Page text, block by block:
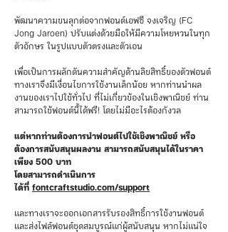
พัฒนาความขนลุกต่อจากฟอนต์เอฟซี จงเจริญ (FC
Jong Jaroen) ปรับแต่งด้วยมือให้มีความโหยหวนในทุก
ตัวอักษร ในรูปแบบตัวตรงและตัวเอน
เพื่อเป็นการผลักดันความสำคัญด้านลิขสิทธิ์ของตัวฟอนต์
ทางเราจึงมีเงื่อนไขการใช้งานเล็กน้อย หากท่านนำผล
งานของเราไปใช้ทั่วไป ที่ไม่เกี่ยวข้องในเชิงพาณิชย์ ท่าน
สามารถใช้ฟอนต์นี้ได้ฟรี! โดยไม่มีอะไรต้องกังวล
แต่หากท่านต้องการนำฟอนต์ไปใช้เชิงพาณิชย์ หรือ
ต้องการสนับสนุนผลงาน สามารถสนับสนุนได้ในราคา
เพียง 500 บาท
โดยสามารถดำเนินการ
ได้ที่ fontcraftstudio.com/support
และทางเราจะออกเอกสารรับรองสิทธิ์การใช้งานฟอนต์
และส่งไฟล์ฟอนต์ชุดสมบูรณ์แก่ผู้สนับสนุน หากไม่แน่ใจ